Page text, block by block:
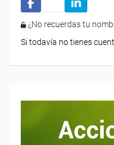
¿No recuerdas tu
Si todavía no tienes